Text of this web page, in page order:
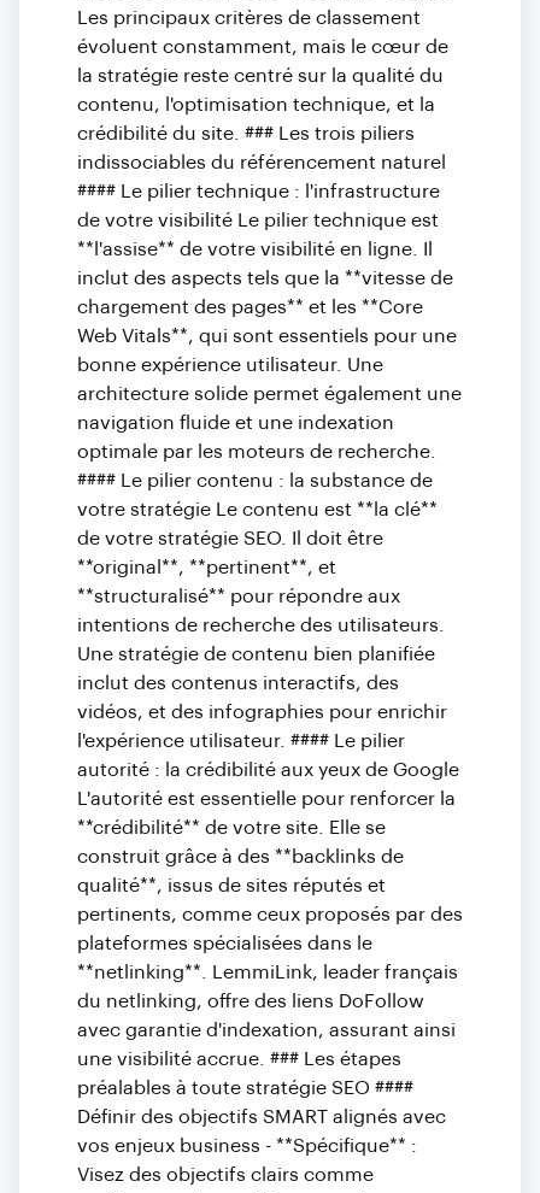
Les principaux critères de classement
évoluent constamment, mais le cœur de
la stratégie reste centré sur la qualité du
contenu, l'optimisation technique, et la
crédibilité du site. ### Les trois piliers
indissociables du référencement naturel
#### Le pilier technique : l'infrastructure
de votre visibilité Le pilier technique est
**l'assise** de votre visibilité en ligne. Il
inclut des aspects tels que la **vitesse de
chargement des pages** et les **Core
Web Vitals**, qui sont essentiels pour une
bonne expérience utilisateur. Une
architecture solide permet également une
navigation fluide et une indexation
optimale par les moteurs de recherche.
#### Le pilier contenu : la substance de
votre stratégie Le contenu est **la clé**
de votre stratégie SEO. Il doit être
**original**, **pertinent**, et
**structuralisé** pour répondre aux
intentions de recherche des utilisateurs.
Une stratégie de contenu bien planifiée
inclut des contenus interactifs, des
vidéos, et des infographies pour enrichir
l'expérience utilisateur. #### Le pilier
autorité : la crédibilité aux yeux de Google
L'autorité est essentielle pour renforcer la
**crédibilité** de votre site. Elle se
construit grâce à des **backlinks de
qualité**, issus de sites réputés et
pertinents, comme ceux proposés par des
plateformes spécialisées dans le
**netlinking**. LemmiLink, leader français
du netlinking, offre des liens DoFollow
avec garantie d'indexation, assurant ainsi
une visibilité accrue. ### Les étapes
préalables à toute stratégie SEO ####
Définir des objectifs SMART alignés avec
vos enjeux business - **Spécifique** :
Visez des objectifs clairs comme